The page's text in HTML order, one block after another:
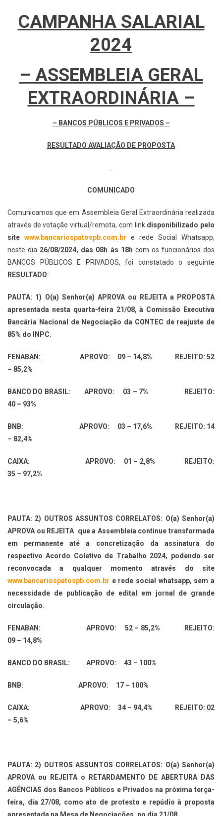
CAMPANHA SALARIAL
2024
– ASSEMBLEIA GERAL
EXTRAORDINÁRIA –
– BANCOS PÚBLICOS E PRIVADOS –
RESULTADO AVALIAÇÃO DE PROPOSTA
COMUNICADO
Comunicamos que em Assembleia Geral Extraordinária realizada
através de votação virtual/remota, com linkdisponibilizado pelo
site www.bancariospatospb.com.br e rede Social Whatsapp,
neste dia 26/08/2024, das 08h às 18h com os funcionários dos
BANCOS PÚBLICOS E PRIVADOS, foi constatado o seguinte
RESULTADO:
PAUTA: 1) O(a) Senhor(a) APROVA ou REJEITA a PROPOSTA
apresentada nesta quarta-feira 21/08, à Comissão Executiva
Bancária Nacional de Negociação da CONTEC de reajuste de
85% do INPC.
FENABAN: APROVO: 09 – 14,8% REJEITO: 52
– 85,2%
BANCO DO BRASIL: APROVO: 03 – 7% REJEITO:
40 – 93%
BNB: APROVO: 03 – 17,6% REJEITO: 14
– 82,4%
CAIXA: APROVO: 01 – 2,8% REJEITO:
35 – 97,2%
PAUTA: 2) OUTROS ASSUNTOS CORRELATOS: O(a) Senhor(a)
APROVA ou REJEITA que a Assembleia continue transformada
em permanente até a concretização da assinatura do
respectivo Acordo Coletivo de Trabalho 2024, podendo ser
reconvocada a qualquer momento através do site
www.bancariospatospb.com.br e rede social whatsapp, sem a
necessidade de publicação de edital em jornal de grande
circulação.
FENABAN: APROVO: 52 – 85,2% REJEITO:
09 – 14,8%
BANCO DO BRASIL: APROVO: 43 – 100%
BNB: APROVO: 17 – 100%
CAIXA: APROVO: 34 – 94,4% REJEITO: 02
– 5,6%
PAUTA: 2) OUTROS ASSUNTOS CORRELATOS: O(a) Senhor(a)
APROVA ou REJEITA o RETARDAMENTO DE ABERTURA DAS
AGÊNCIAS dos Bancos Públicos e Privados na próxima terça-
feira, dia 27/08, como ato de protesto e repúdio à proposta